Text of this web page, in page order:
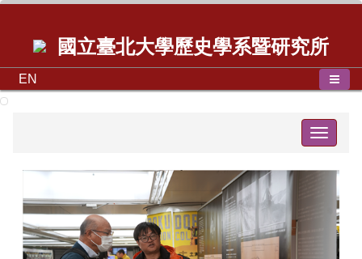
國立臺北大學歷史學系暨研究所
EN
Toggle